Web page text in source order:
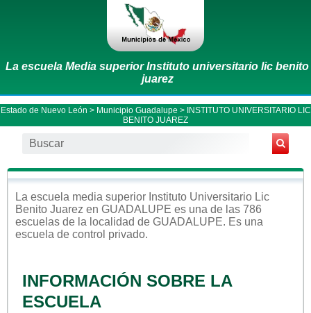
La escuela Media superior Instituto universitario lic benito
juarez
Estado de Nuevo León > Municipio Guadalupe > INSTITUTO UNIVERSITARIO LIC
BENITO JUAREZ
La escuela media superior Instituto Universitario Lic
Benito Juarez en GUADALUPE es una de las 786
escuelas de la localidad de GUADALUPE. Es una
escuela de control privado.
INFORMACIÓN SOBRE LA
ESCUELA